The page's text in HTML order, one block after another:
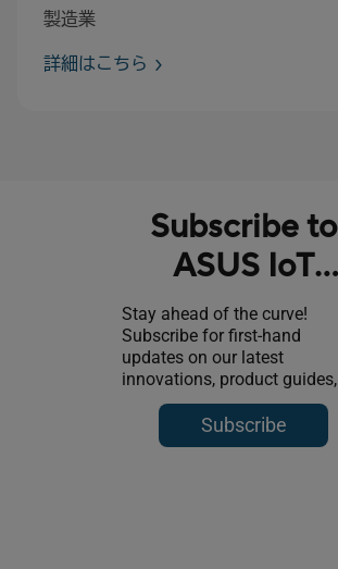
製造業
詳細はこちら
Subscribe to
ASUS IoT
Newsletter
Stay ahead of the curve!
Subscribe for first-hand
updates on our latest
innovations, product guides,
and case studies.
Subscribe